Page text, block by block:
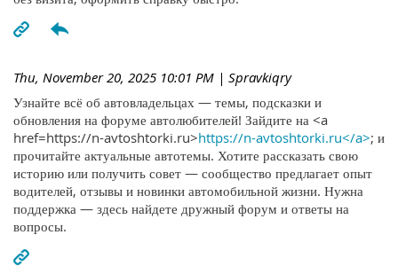
Thu, November 20, 2025 10:01 PM | Spravkiqry
Узнайте всё об автовладельцах — темы, подсказки и
обновления на форуме автолюбителей! Зайдите на <a
href=https://n-avtoshtorki.ru>https://n-avtoshtorki.ru</a>; и
прочитайте актуальные автотемы. Хотите рассказать свою
историю или получить совет — сообщество предлагает опыт
водителей, отзывы и новинки автомобильной жизни. Нужна
поддержка — здесь найдете дружный форум и ответы на
вопросы.